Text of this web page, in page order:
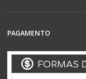
PAGAMENTO